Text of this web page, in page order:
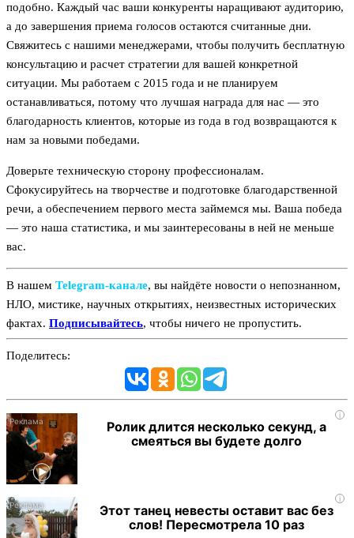
подобно. Каждый час ваши конкуренты наращивают аудиторию,
а до завершения приема голосов остаются считанные дни.
Свяжитесь с нашими менеджерами, чтобы получить бесплатную
консультацию и расчет стратегии для вашей конкретной
ситуации. Мы работаем с 2015 года и не планируем
останавливаться, потому что лучшая награда для нас — это
благодарность клиентов, которые из года в год возвращаются к
нам за новыми победами.
Доверьте техническую сторону профессионалам.
Сфокусируйтесь на творчестве и подготовке благодарственной
речи, а обеспечением первого места займемся мы. Ваша победа
— это наша статистика, и мы заинтересованы в ней не меньше
вас.
В нашем Telegram‑канале, вы найдёте новости о непознанном,
НЛО, мистике, научных открытиях, неизвестных исторических
фактах. Подписывайтесь, чтобы ничего не пропустить.
Поделитесь:
i
Ролик длится несколько секунд, а
смеяться вы будете долго
i
Этот танец невесты оставит вас без
слов! Пересмотрела 10 раз